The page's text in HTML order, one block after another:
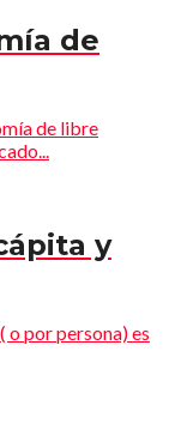
de
de libre
y
por persona) es